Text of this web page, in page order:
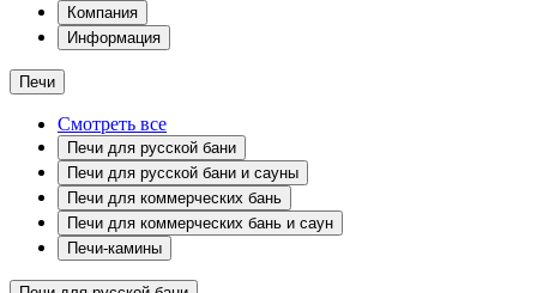
Компания
Информация
Печи
Смотреть все
Печи для русской бани
Печи для русской бани и сауны
Печи для коммерческих бань
Печи для коммерческих бань и саун
Печи-камины